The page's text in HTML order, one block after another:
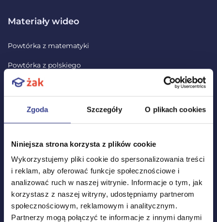
Zgoda Szczegóły O plikach cookies
Niniejsza strona korzysta z plików cookie
Wykorzystujemy pliki cookie do spersonalizowania treści
i reklam, aby oferować funkcje społecznościowe i
analizować ruch w naszej witrynie. Informacje o tym, jak
korzystasz z naszej witryny, udostępniamy partnerom
społecznościowym, reklamowym i analitycznym.
Partnerzy mogą połączyć te informacje z innymi danymi
Materiały wideo
Powtórka z matematyki
Powtórka z polskiego
Powtórka z angielskiego
Testy i arkusze maturalne
Wszystkie testy
Testy maturalne z języka polskiego
Testy maturalne z matematyki